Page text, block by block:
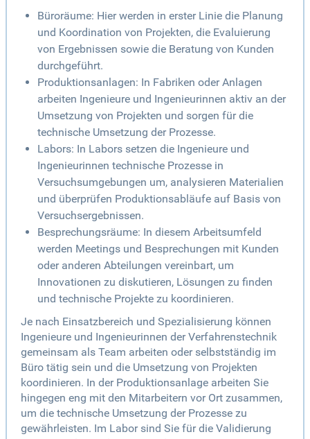
Büroräume: Hier werden in erster Linie die Planung
und Koordination von Projekten, die Evaluierung
von Ergebnissen sowie die Beratung von Kunden
durchgeführt.
Produktionsanlagen: In Fabriken oder Anlagen
arbeiten Ingenieure und Ingenieurinnen aktiv an der
Umsetzung von Projekten und sorgen für die
technische Umsetzung der Prozesse.
Labors: In Labors setzen die Ingenieure und
Ingenieurinnen technische Prozesse in
Versuchsumgebungen um, analysieren Materialien
und überprüfen Produktionsabläufe auf Basis von
Versuchsergebnissen.
Besprechungsräume: In diesem Arbeitsumfeld
werden Meetings und Besprechungen mit Kunden
oder anderen Abteilungen vereinbart, um
Innovationen zu diskutieren, Lösungen zu finden
und technische Projekte zu koordinieren.
Je nach Einsatzbereich und Spezialisierung können
Ingenieure und Ingenieurinnen der Verfahrenstechnik
gemeinsam als Team arbeiten oder selbstständig im
Büro tätig sein und die Umsetzung von Projekten
koordinieren. In der Produktionsanlage arbeiten Sie
hingegen eng mit den Mitarbeitern vor Ort zusammen,
um die technische Umsetzung der Prozesse zu
gewährleisten. Im Labor sind Sie für die Validierung